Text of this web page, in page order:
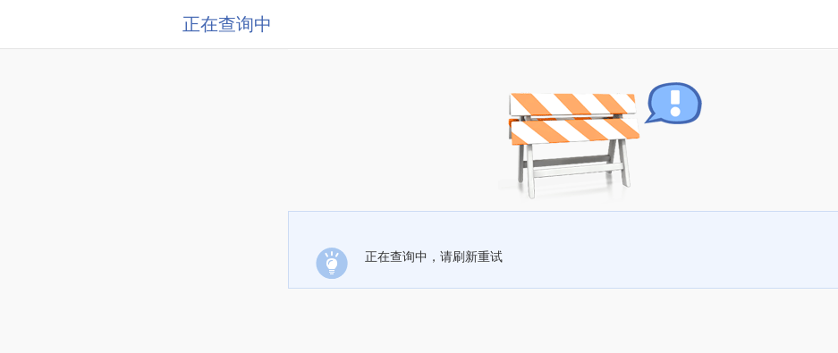
正在查询中
正在查询中，请刷新重试